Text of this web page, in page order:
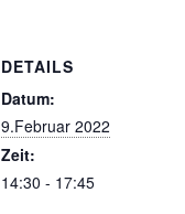
DETAILS
Datum:
9.Februar 2022
Zeit:
14:30 - 17:45